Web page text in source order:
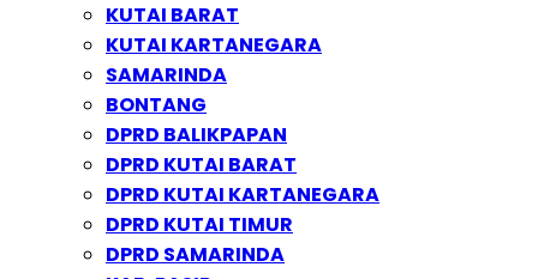
KUTAI BARAT
KUTAI KARTANEGARA
SAMARINDA
BONTANG
DPRD BALIKPAPAN
DPRD KUTAI BARAT
DPRD KUTAI KARTANEGARA
DPRD KUTAI TIMUR
DPRD SAMARINDA